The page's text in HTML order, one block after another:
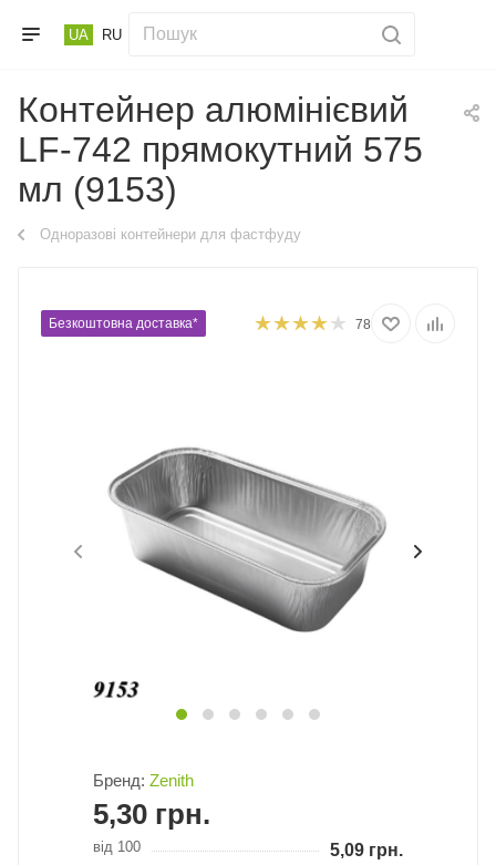
UA RU
Контейнер алюмінієвий
LF-742 прямокутний 575
мл (9153)
Одноразові контейнери для фастфуду
Безкоштовна доставка* 78
Бренд: Zenith
5,30 грн.
від 100 5,09 грн.